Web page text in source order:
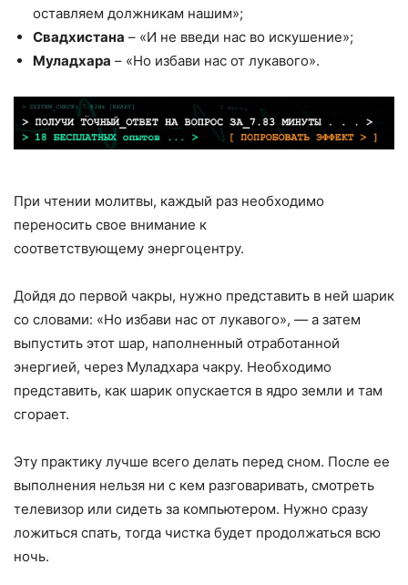
оставляем должникам нашим»;
Свадхистана – «И не введи нас во искушение»;
Муладхара – «Но избави нас от лукавого».
При чтении молитвы, каждый раз необходимо
переносить свое внимание к
соответствующему энергоцентру.
Дойдя до первой чакры, нужно представить в ней шарик
со словами: «Но избави нас от лукавого», — а затем
выпустить этот шар, наполненный отработанной
энергией, через Муладхара чакру. Необходимо
представить, как шарик опускается в ядро земли и там
сгорает.
Эту практику лучше всего делать перед сном. После ее
выполнения нельзя ни с кем разговаривать, смотреть
телевизор или сидеть за компьютером. Нужно сразу
ложиться спать, тогда чистка будет продолжаться всю
ночь.